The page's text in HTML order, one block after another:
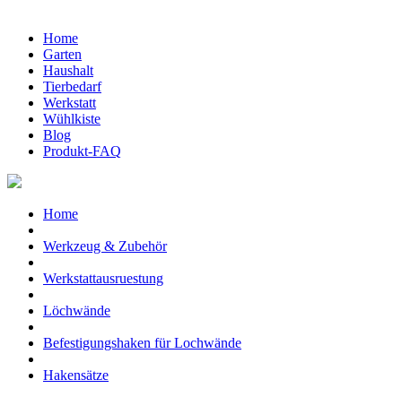
Home
Garten
Haushalt
Tierbedarf
Werkstatt
Wühlkiste
Blog
Produkt-FAQ
Home
Werkzeug & Zubehör
Werkstattausruestung
Löchwände
Befestigungshaken für Lochwände
Hakensätze